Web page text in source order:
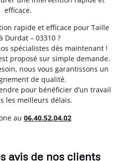
efficace.
rapide et efficace pour Taille
Durdat – 03310 ?
spécialistes dès maintenant !
proposé sur simple demande.
nous vous garantissons un
de qualité.
pour bénéficier d’un travail
les meilleurs délais.
au 06.40.52.04.02
avis de nos clients